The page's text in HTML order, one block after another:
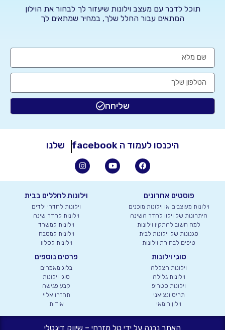
תוכל לדבר עם מעצב וילונות שיעזור לך לבחור את הוילון
המתאים עבור החלל שלך, במחיר שמתאים לך
שליחה
היכנסו לעמוד הfacebook
שלנו
פוסטים אחרונים
וילונות מעוצבים או וילונות מוכנים
היתרונות של וילון לחדר השינה
למה חשוב להתקין וילונות
סגנונות של וילונות לבית
טיפים לבחירת וילונות
וילונות לחללים בבית
וילונות לחדרי ילדים
וילונות לחדר שינה
וילונות למשרד
וילונות למטבח
וילונות לסלון
סוגי וילונות
וילונות הצללה
וילונות גלילה
וילונות סטריפ
תריס ונציאני
וילון רומאי
פרטים נוספים
בלוג מאמרים
סוגי וילונות
קבע פגישה
תחזרו אליי
אודות
האתר נבנה על ידי טל מזרחי – שיווק דיגטלי